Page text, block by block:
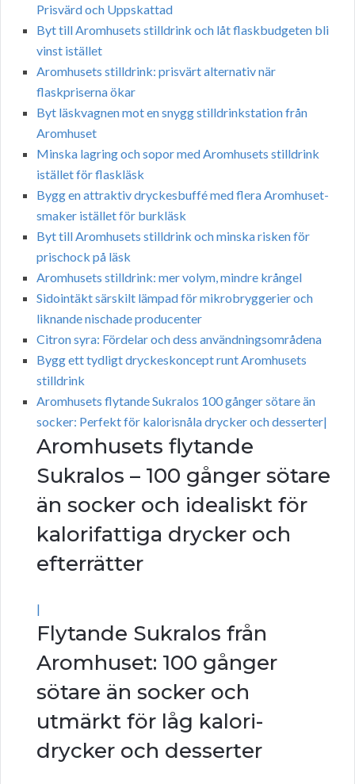
Prisvärd och Uppskattad
Byt till Aromhusets stilldrink och låt flaskbudgeten bli
vinst istället
Aromhusets stilldrink: prisvärt alternativ när
flaskpriserna ökar
Byt läskvagnen mot en snygg stilldrinkstation från
Aromhuset
Minska lagring och sopor med Aromhusets stilldrink
istället för flaskläsk
Bygg en attraktiv dryckesbuffé med flera Aromhuset-
smaker istället för burkläsk
Byt till Aromhusets stilldrink och minska risken för
prischock på läsk
Aromhusets stilldrink: mer volym, mindre krångel
Sidointäkt särskilt lämpad för mikrobryggerier och
liknande nischade producenter
Citron syra: Fördelar och dess användningsområdena
Bygg ett tydligt dryckeskoncept runt Aromhusets
stilldrink
Aromhusets flytande Sukralos 100 gånger sötare än
socker: Perfekt för kalorisnåla drycker och desserter|
Aromhusets flytande
Sukralos – 100 gånger sötare
än socker och idealiskt för
kalorifattiga drycker och
efterrätter
|
Flytande Sukralos från
Aromhuset: 100 gånger
sötare än socker och
utmärkt för låg kalori-
drycker och desserter